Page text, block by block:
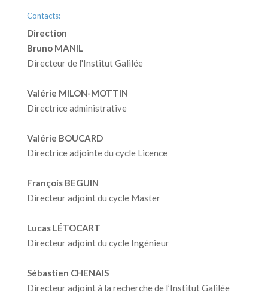
Contacts:
Direction
Bruno MANIL
Directeur de l'Institut Galilée
Valérie MILON-MOTTIN
Directrice administrative
Valérie BOUCARD
Directrice adjointe du cycle Licence
François BEGUIN
Directeur adjoint du cycle Master
Lucas LÉTOCART
Directeur adjoint du cycle Ingénieur
Sébastien CHENAIS
Directeur adjoint à la recherche de l’Institut Galilée